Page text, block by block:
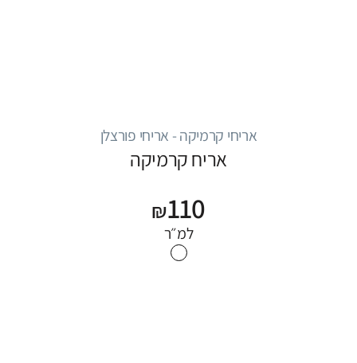
אריחי קרמיקה - אריחי פורצלן
אריח קרמיקה
₪110
למ״ר